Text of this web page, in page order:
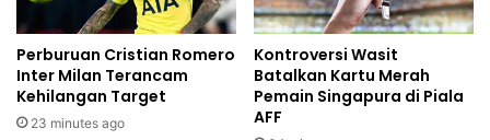
Perburuan Cristian Romero
Inter Milan Terancam
Kehilangan Target
23 minutes ago
Kontroversi Wasit
Batalkan Kartu Merah
Pemain Singapura di Piala
AFF